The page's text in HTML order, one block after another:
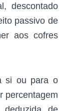
descontado
passivo de
aos cofres
si ou para o
percentagem